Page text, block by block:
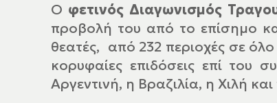
Ο φετινός Διαγωνισμός
προβολή του από το επίσημο
θεατές, από 232 περιοχές σε
κορυφαίες επιδόσεις επί
Αργεντινή, η Βραζιλία, η Χιλή